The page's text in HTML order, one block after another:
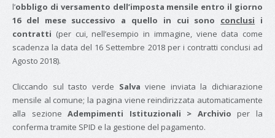
l’obbligo di versamento dell’imposta mensile entro il giorno
16 del mese successivo a quello in cui sono conclusi i
contratti (per cui, nell’esempio in immagine, viene data come
scadenza la data del 16 Settembre 2018 per i contratti conclusi ad
Agosto 2018).
Cliccando sul tasto verde Salva viene inviata la dichiarazione
mensile al comune; la pagina viene reindirizzata automaticamente
alla sezioneAdempimenti Istituzionali > Archivio per la
conferma tramite SPID e la gestione del pagamento.